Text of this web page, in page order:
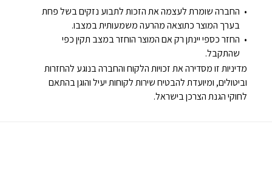
החברה שומרת לעצמה את הזכות לתבוע נזקים בשל פחת
בערך המוצר כתוצאה מהרעה משמעותית במצבו.
החזר כספי יינתן רק אם המוצר הוחזר במצב תקין כפי
שהתקבל.
מדיניות זו מסדירה את זכויות הלקוח והחברה בנוגע להחזרות
וביטולים, ומיועדת להבטיח שירות לקוחות יעיל והוגן בהתאם
לחוקי הגנת הצרכן בישראל.